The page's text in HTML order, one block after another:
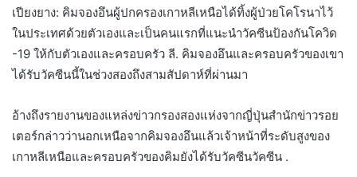
เปียงยาง: คิมจองอึนผู้ปกครองเกาหลีเหนือได้ทิ้งผู้ป่วยโคโรนาไว้
ในประเทศด้วยตัวเองและเป็นคนแรกที่แนะนำวัคซีนป้องกันโควิด
-19 ให้กับตัวเองและครอบครัว ลี. คิมจองอึนและครอบครัวของเขา
ได้รับวัคซีนนี้ในช่วงสองถึงสามสัปดาห์ที่ผ่านมา
อ้างถึงรายงานของแหล่งข่าวกรองสองแห่งจากญี่ปุ่นสำนักข่าวรอย
เตอร์กล่าวว่านอกเหนือจากคิมจองอึนแล้วเจ้าหน้าที่ระดับสูงของ
เกาหลีเหนือและครอบครัวของคิมยังได้รับวัคซีนวัคซีน .